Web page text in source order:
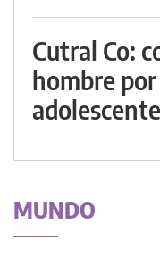
Cutral Co:
hombre
MUNDO